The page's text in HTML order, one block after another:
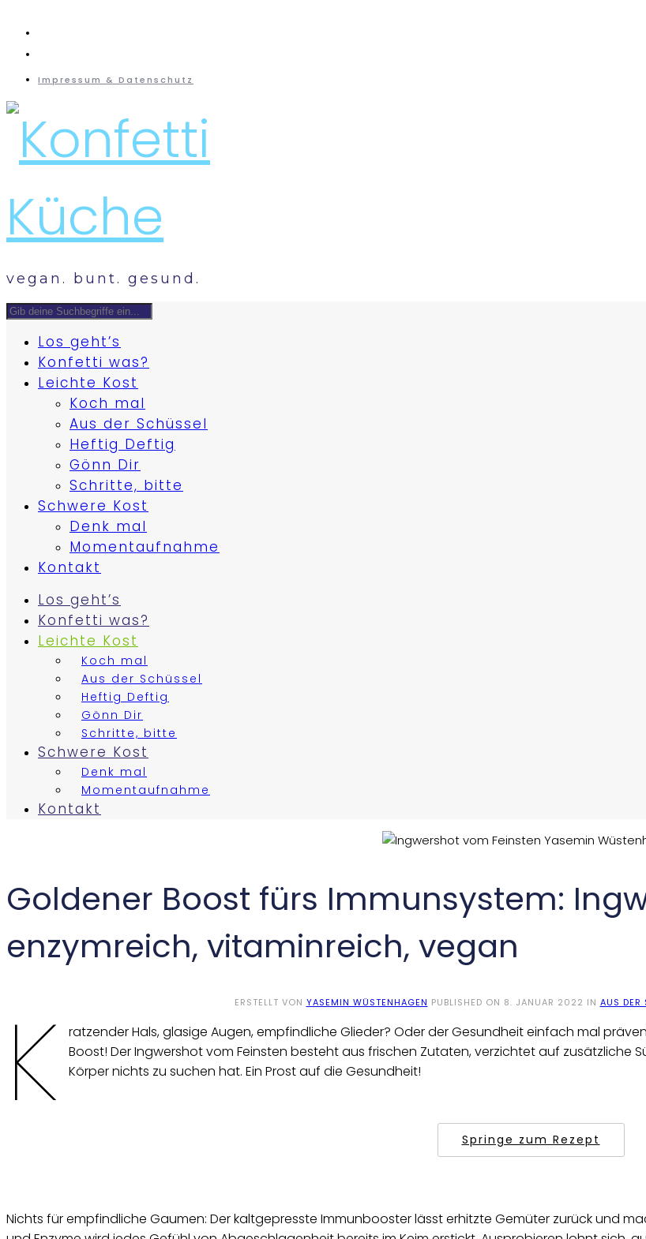
Impressum & Datenschutz
vegan. bunt. gesund.
Los geht’s
Konfetti was?
Leichte Kost
Koch mal
Aus der Schüssel
Heftig Deftig
Gönn Dir
Schritte, bitte
Schwere Kost
Denk mal
Momentaufnahme
Kontakt
Los geht’s
Konfetti was?
Leichte Kost
Koch mal
Aus der Schüssel
Heftig Deftig
Gönn Dir
Schritte, bitte
Schwere Kost
Denk mal
Momentaufnahme
Kontakt
Goldener Boost fürs Immunsystem:
enzymreich, vitaminreich, vegan
ERSTELLT VON YASEMIN WÜSTENHAGEN PUBLISHED ON 8. JANUAR 2022 IN AUS DER
K
ratzender Hals, glasige Augen, empfindliche Glieder? Oder der Gesundheit einfach mal
Boost! Der Ingwershot vom Feinsten besteht aus frischen Zutaten, verzichtet auf zusätzliche
Körper nichts zu suchen hat. Ein Prost auf die Gesundheit!
Springe zum Rezept
Nichts für empfindliche Gaumen: Der kaltgepresste Immunbooster lässt erhitzte Gemüter zurück und